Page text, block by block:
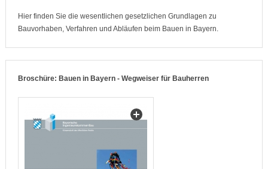
Hier finden Sie die wesentlichen gesetzlichen Grundlagen zu
Bauvorhaben, Verfahren und Abläufen beim Bauen in Bayern
Broschüre: Bauen in Bayern - Wegweiser für Bauherren